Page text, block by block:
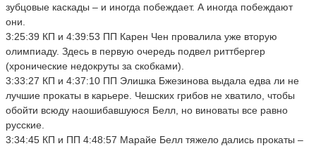
зубцовые каскады – и иногда побеждает. А иногда побеждают
они.
3:25:39 КП и 4:39:53 ПП Карен Чен провалила уже вторую
олимпиаду. Здесь в первую очередь подвел риттбергер
(хронические недокруты за скобками).
3:33:27 КП и 4:37:10 ПП Элишка Бжезинова выдала едва ли не
лучшие прокаты в карьере. Чешских грибов не хватило, чтобы
обойти всюду наошибавшуюся Белл, но виноваты все равно
русские.
3:34:45 КП и ПП 4:48:57 Марайе Белл тяжело дались прокаты –